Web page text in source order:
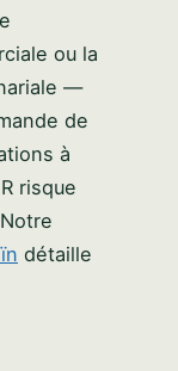
ou la
—
de
à
risque
détaille